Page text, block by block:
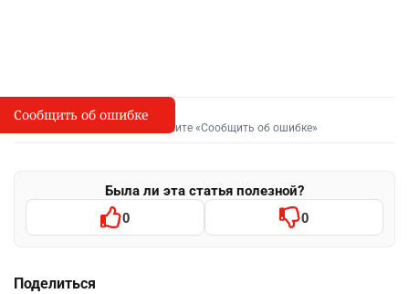
I
Сообщить об опечатке
Выделите фрагмент и нажмите «Сообщить об ошибке»
Была ли эта статья полезной?
0 0
Поделиться
Сообщить об ошибке